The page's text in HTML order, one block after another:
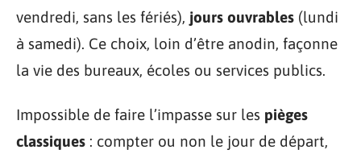
vendredi, sans les fériés), jours ouvrables (lundi
à samedi). Ce choix, loin d’être anodin, façonne
la vie des bureaux, écoles ou services publics.
Impossible de faire l’impasse sur les pièges
classiques : compter ou non le jour de départ,